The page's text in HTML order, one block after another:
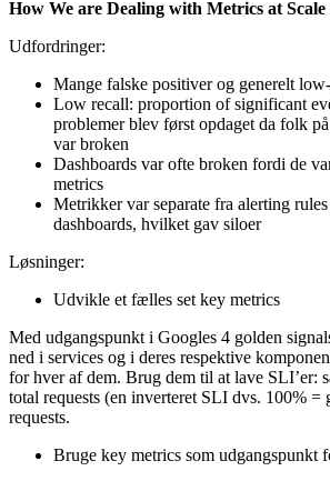
How We are Dealing with Metrics at
Udfordringer:
Mange falske positiver og generelt
Low recall: proportion of significant
problemer blev først opdaget da folk
var broken
Dashboards var ofte broken fordi de
metrics
Metrikker var separate fra alerting
dashboards, hvilket gav siloer
Løsninger:
Udvikle et fælles set key metrics
Med udgangspunkt i Googles 4 golden
ned i services og i deres respektive
for hver af dem. Brug dem til at lave SLI’er:
total requests (en inverteret SLI dvs. 100% =
requests.
Bruge key metrics som udgangspunkt